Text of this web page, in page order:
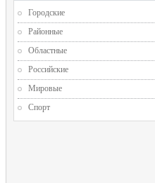
Городские
Районные
Областные
Российские
Мировые
Спорт